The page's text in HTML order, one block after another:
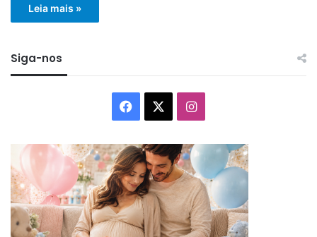
Leia mais »
Siga-nos
Facebook Instagram